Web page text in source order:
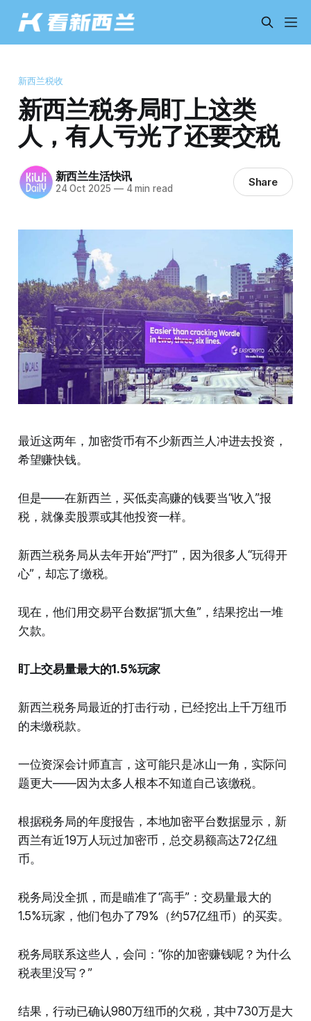
新西兰税收
新西兰税务局盯上这类
人，有人亏光了还要交税
新西兰生活快讯
24 Oct 2025 —4 min read Share
最近这两年，加密货币有不少新西兰人冲进去投资，
希望赚快钱。
但是——在新西兰，买低卖高赚的钱要当“收入”报
税，就像卖股票或其他投资一样。
新西兰税务局从去年开始“严打”，因为很多人“玩得开
心”，却忘了缴税。
现在，他们用交易平台数据“抓大鱼”，结果挖出一堆
欠款。
盯上交易量最大的1.5%玩家
新西兰税务局最近的打击行动，已经挖出上千万纽币
的未缴税款。
一位资深会计师直言，这可能只是冰山一角，实际问
题更大——因为太多人根本不知道自己该缴税。
根据税务局的年度报告，本地加密平台数据显示，新
西兰有近19万人玩过加密币，总交易额高达72亿纽
币。
税务局没全抓，而是瞄准了“高手”：交易量最大的
1.5%玩家，他们包办了79%（约57亿纽币）的买卖。
税务局联系这些人，会问：“你的加密赚钱呢？为什么
税表里没写？”
结果，行动已确认980万纽币的欠税，其中730万是大